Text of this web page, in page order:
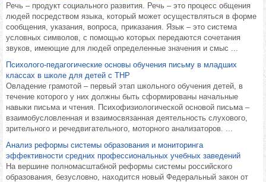
Речь – продукт социального развития. Речь – это процесс общения
людей посредством языка, который может осуществляться в форме
сообщения, указания, вопроса, приказания. Язык – это система
условных символов, с помощью которых передаются сочетания
звуков, имеющие для людей определенные значения и смыс ...
Психолого-педагогические основы обучения письму в младших
классах в школе для детей с ТНР
Овладение грамотой – первый этап школьного обучения детей, в
течение которого у них должны быть сформированы начальные
навыки письма и чтения. Психофизиологической основой письма –
взаимобусловленная и взаимосвязанная деятельность слухового,
зрительного и речедвигательного, моторного анализаторов. ...
Анализ реформы системы образования и мониторинга
эффективности средних профессиональных учебных заведений
На вершине полномасштабной реформы системы российского
образования, безусловно, находится новый Федеральный закон от